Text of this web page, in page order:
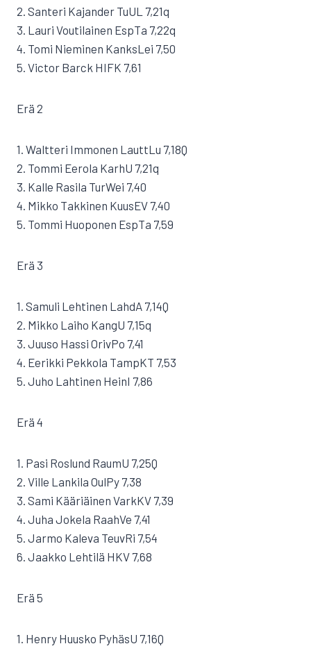
2. Santeri Kajander TuUL 7,21q
3. Lauri Voutilainen EspTa 7,22q
4. Tomi Nieminen KanksLei 7,50
5. Victor Barck HIFK 7,61
Erä 2
1. Waltteri Immonen LauttLu 7,18Q
2. Tommi Eerola KarhU 7,21q
3. Kalle Rasila TurWei 7,40
4. Mikko Takkinen KuusEV 7,40
5. Tommi Huoponen EspTa 7,59
Erä 3
1. Samuli Lehtinen LahdA 7,14Q
2. Mikko Laiho KangU 7,15q
3. Juuso Hassi OrivPo 7,41
4. Eerikki Pekkola TampKT 7,53
5. Juho Lahtinen HeinI 7,86
Erä 4
1. Pasi Roslund RaumU 7,25Q
2. Ville Lankila OulPy 7,38
3. Sami Kääriäinen VarkKV 7,39
4. Juha Jokela RaahVe 7,41
5. Jarmo Kaleva TeuvRi 7,54
6. Jaakko Lehtilä HKV 7,68
Erä 5
1. Henry Huusko PyhäsU 7,16Q